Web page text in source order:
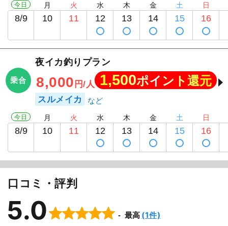
今日
8/9
月
10
火
11
水
12
木
13
金
14
土
15
日
16
乗合
夜イカ釣りプラン
8,000 円/人 1,500ポイント還元
スルメイカ
今日
8/9
月
10
火
11
水
12
木
13
金
14
土
15
日
16
口コミ・評判
5.0 最高 (1件)